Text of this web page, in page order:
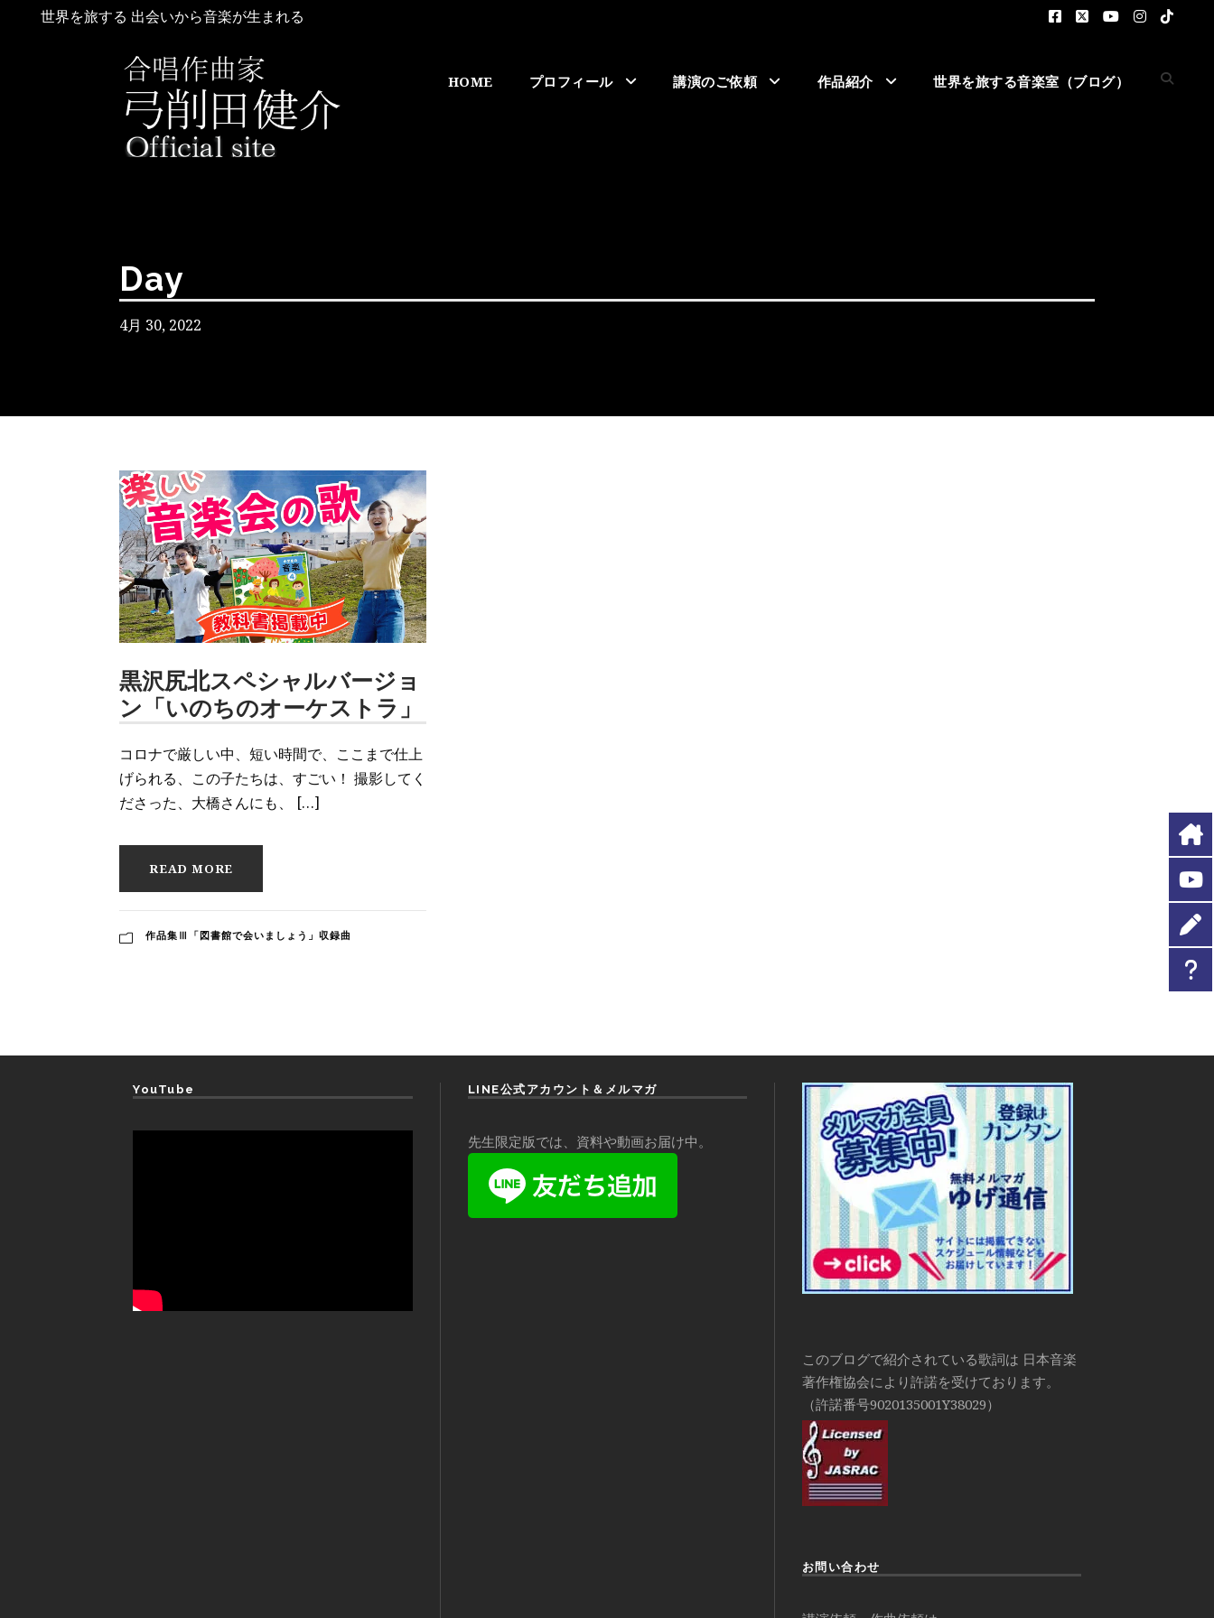
世界を旅する 出会いから音楽が生まれる
HOME プロフィール 講演のご依頼 作品紹介 世界を旅する音楽室（ブログ）
Day
4月 30, 2022
黒沢尻北スペシャルバージョ
ン「いのちのオーケストラ」
コロナで厳しい中、短い時間で、ここまで仕上
げられる、この子たちは、すごい！ 撮影してく
ださった、大橋さんにも、 […]
READ MORE
作品集Ⅲ「図書館で会いましょう」収録曲
YouTube LINE公式アカウント＆メルマガ
先生限定版では、資料や動画お届け中。
このブログで紹介されている歌詞は 日本音楽
著作権協会により許諾を受けております。
（許諾番号9020135001Y38029）
お問い合わせ